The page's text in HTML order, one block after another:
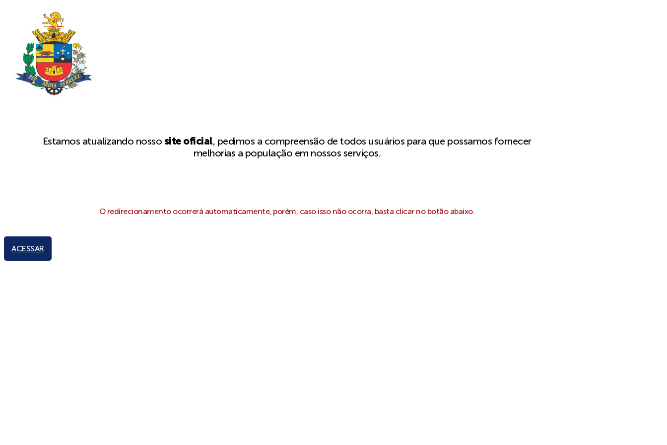
Estamos atualizando nosso site oficial, pedimos a compreensão de todos usuários para que possamos fornecer
melhorias a população em nossos serviços.
O redirecionamento ocorrerá automaticamente, porém, caso isso não ocorra, basta clicar no botão abaixo.
ACESSAR